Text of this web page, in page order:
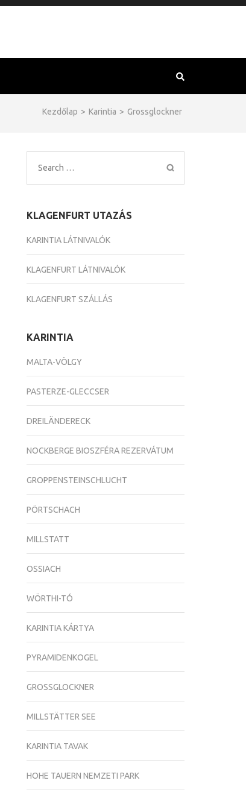
Kezdőlap > Karintia > Grossglockner
Search
for:
KLAGENFURT UTAZÁS
KARINTIA LÁTNIVALÓK
KLAGENFURT LÁTNIVALÓK
KLAGENFURT SZÁLLÁS
KARINTIA
MALTA-VÖLGY
PASTERZE-GLECCSER
DREILÄNDERECK
NOCKBERGE BIOSZFÉRA REZERVÁTUM
GROPPENSTEINSCHLUCHT
PÖRTSCHACH
MILLSTATT
OSSIACH
WÖRTHI-TÓ
KARINTIA KÁRTYA
PYRAMIDENKOGEL
GROSSGLOCKNER
MILLSTÄTTER SEE
KARINTIA TAVAK
HOHE TAUERN NEMZETI PARK